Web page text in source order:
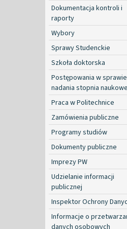
Dokumentacja kontroli i
raporty
Wybory
Sprawy Studenckie
Szkoła doktorska
Postępowania w sprawie
nadania stopnia
Praca w Politechnice
Zamówienia publiczne
Programy studiów
Dokumenty publiczne
Imprezy PW
Udzielanie informacji
publicznej
Inspektor Ochrony
Informacje o
danych osobowych